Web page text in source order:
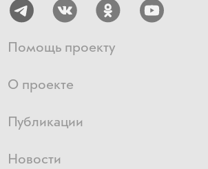
Помощь проекту
О проекте
Публикации
Новости